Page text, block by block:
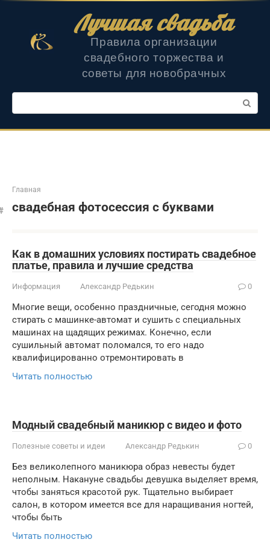
Лучшая свадьба
Правила организации
свадебного торжества и
советы для новобрачных
Поиск:
Главная
свадебная фотосессия с буквами
Как в домашних условиях постирать свадебное
платье, правила и лучшие средства
Информация Александр Редькин 0
Многие вещи, особенно праздничные, сегодня можно
стирать с машинке-автомат и сушить с специальных
машинах на щадящих режимах. Конечно, если
сушильный автомат поломался, то его надо
квалифицированно отремонтировать в
Читать полностью
Модный свадебный маникюр с видео и фото
Полезные советы и идеи Александр Редькин 0
Без великолепного маникюра образ невесты будет
неполным. Накануне свадьбы девушка выделяет время,
чтобы заняться красотой рук. Тщательно выбирает
салон, в котором имеется все для наращивания ногтей,
чтобы быть
Читать полностью